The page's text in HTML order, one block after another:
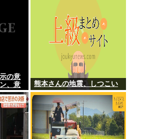
の意
、意
熊本さんの地震、しつこい